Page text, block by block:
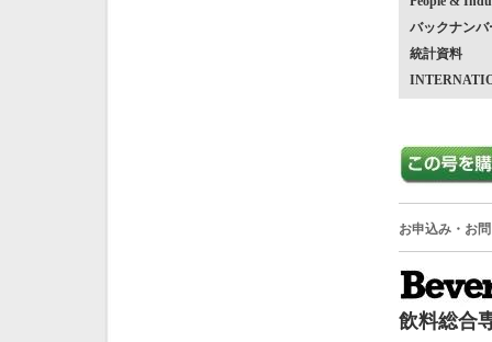
バックナンバ
統計資料
お申込み・お
飲料総合